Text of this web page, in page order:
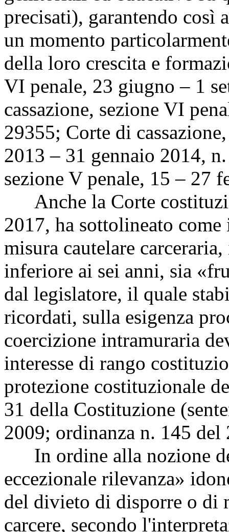
precisati), garantendo così
un momento
della loro crescita e
VI penale, 23 giugno – 1
cassazione, sezione VI
29355; Corte di
2013 – 31 gennaio 2014,
sezione V penale, 15 – 27
Anche la Corte
2017, ha sottolineato
misura cautelare
inferiore ai sei anni, sia
dal legislatore, il quale
ricordati, sulla esigenza
coercizione intramuraria
interesse di rango
protezione costituzionale
31 della Costituzione
2009; ordinanza n. 145 del
In ordine alla nozione
eccezionale rilevanza»
del divieto di disporre o di
carcere, secondo